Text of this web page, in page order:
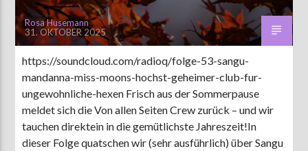
Rosa Husemann
31. OKTOBER 2025
https://soundcloud.com/radioq/folge-53-sangu-
mandanna-miss-moons-hochst-geheimer-club-fur-
ungewohnliche-hexen Frisch aus der Sommerpause
meldet sich die Von allen Seiten Crew zurück – und wir
tauchen direktein in die gemütlichste Jahreszeit!In
dieser Folge quatschen wir (sehr ausführlich) über Sangu